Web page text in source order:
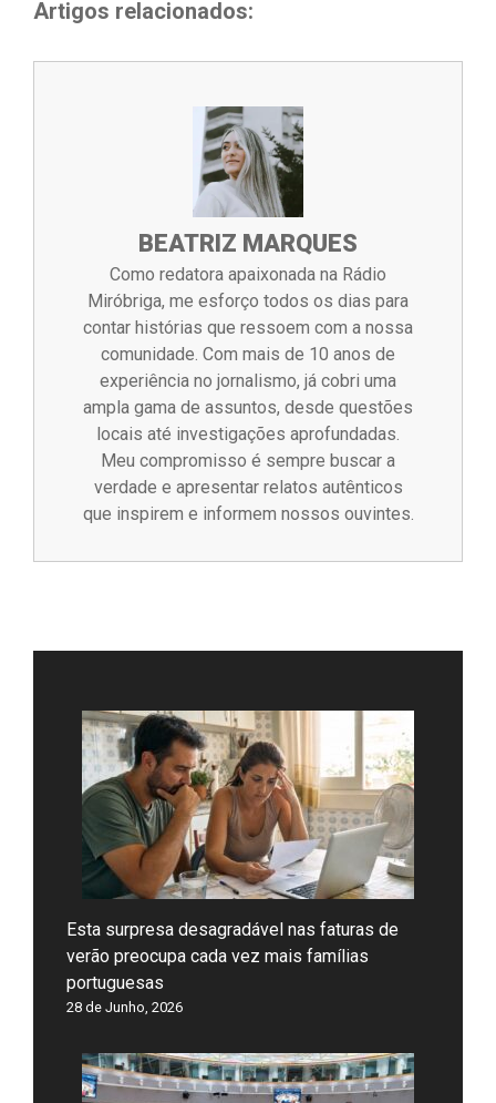
Artigos relacionados:
BEATRIZ MARQUES
Como redatora apaixonada na Rádio
Miróbriga, me esforço todos os dias para
contar histórias que ressoem com a nossa
comunidade. Com mais de 10 anos de
experiência no jornalismo, já cobri uma
ampla gama de assuntos, desde questões
locais até investigações aprofundadas.
Meu compromisso é sempre buscar a
verdade e apresentar relatos autênticos
que inspirem e informem nossos ouvintes.
Esta surpresa desagradável nas faturas de
verão preocupa cada vez mais famílias
portuguesas
28 de Junho, 2026